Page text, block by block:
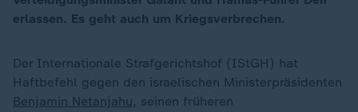
erlassen. Es geht auch um Kriegsverbrechen.
Der Internationale Strafgerichtshof (IStGH) hat
Haftbefehl gegen den israelischen Ministerpräsidenten
Benjamin Netanjahu, seinen früheren